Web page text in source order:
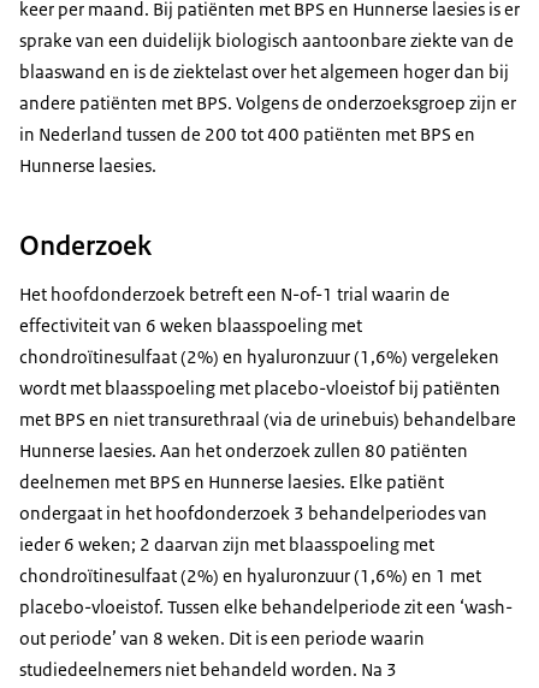
keer per maand. Bij patiënten met BPS en Hunnerse laesies is er
sprake van een duidelijk biologisch aantoonbare ziekte van de
blaaswand en is de ziektelast over het algemeen hoger dan bij
andere patiënten met BPS. Volgens de onderzoeksgroep zijn er
in Nederland tussen de 200 tot 400 patiënten met BPS en
Hunnerse laesies.
Onderzoek
Het hoofdonderzoek betreft een N-of-1 trial waarin de
effectiviteit van 6 weken blaasspoeling met
chondroïtinesulfaat (2%) en hyaluronzuur (1,6%) vergeleken
wordt met blaasspoeling met placebo-vloeistof bij patiënten
met BPS en niet transurethraal (via de urinebuis) behandelbare
Hunnerse laesies. Aan het onderzoek zullen 80 patiënten
deelnemen met BPS en Hunnerse laesies. Elke patiënt
ondergaat in het hoofdonderzoek 3 behandelperiodes van
ieder 6 weken; 2 daarvan zijn met blaasspoeling met
chondroïtinesulfaat (2%) en hyaluronzuur (1,6%) en 1 met
placebo-vloeistof. Tussen elke behandelperiode zit een ‘wash-
out periode’ van 8 weken. Dit is een periode waarin
studiedeelnemers niet behandeld worden. Na 3